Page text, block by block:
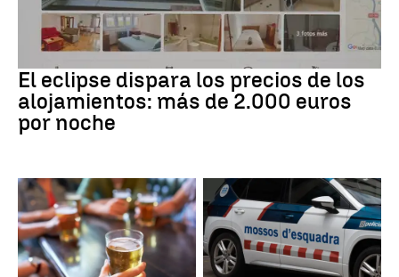
Eclipse solar
El eclipse dispara los precios de los
alojamientos: más de 2.000 euros
por noche
Día Internacional Cerveza Estafa